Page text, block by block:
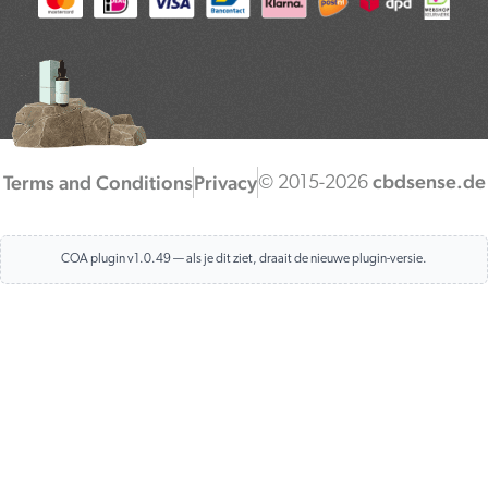
Terms and Conditions Privacy © 2015-2026cbdsense.de
COA plugin v1.0.49 — als je dit ziet, draait de nieuwe plugin-versie.